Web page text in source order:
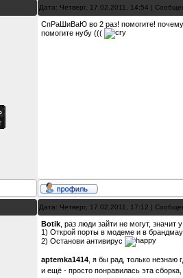
Дата: Четверг, 17.02.2011, 14:54 |
СпРаШиВаЮ во 2 раз! помогите! почему
помогите нубу (((
Дата: Четверг, 17.02.2011, 17:12 |
Botik , раз люди зайти не могут, значит
1) Открой порты в модеме и в
2) Останови антивирус
aptemka1414 , я бы рад, только незнаю
и ещё - просто понравилась эта